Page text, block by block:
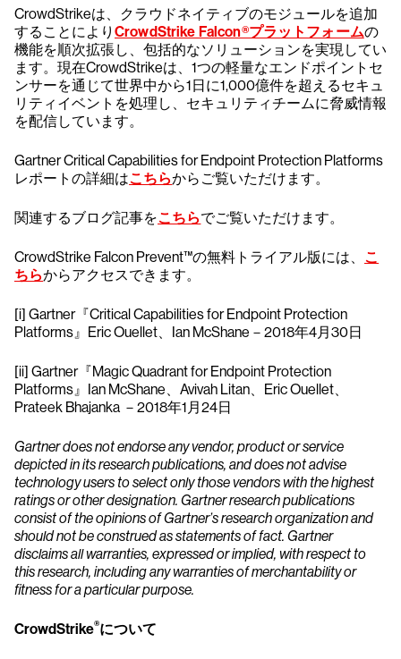
CrowdStrikeは、クラウドネイティブのモジュールを追加
することにより CrowdStrike Falcon®プラットフォームの
機能を順次拡張し、包括的なソリューションを実現してい
ます。現在CrowdStrikeは、1つの軽量なエンドポイントセ
ンサーを通じて世界中から1日に1,000億件を超えるセキュ
リティイベントを処理し、セキュリティチームに脅威情報
を配信しています。
Gartner Critical Capabilities for Endpoint Protection Platforms
レポートの詳細はこちらからご覧いただけます。
関連するブログ記事をこちらでご覧いただけます。
CrowdStrike Falcon Prevent™の無料トライアル版には、 こ
ちらからアクセスできます。
[i] Gartner『Critical Capabilities for Endpoint Protection
Platforms』Eric Ouellet、Ian McShane－2018年4月30日
[ii] Gartner『Magic Quadrant for Endpoint Protection
Platforms』Ian McShane、Avivah Litan、Eric Ouellet、
Prateek Bhajanka －2018年1月24日
Gartner does not endorse any vendor, product or service
depicted in its research publications, and does not advise
technology users to select only those vendors with the highest
ratings or other designation. Gartner research publications
consist of the opinions of Gartner’s research organization and
should not be construed as statements of fact. Gartner
disclaims all warranties, expressed or implied, with respect to
this research, including any warranties of merchantability or
fitness for a particular purpose.
CrowdStrike®について